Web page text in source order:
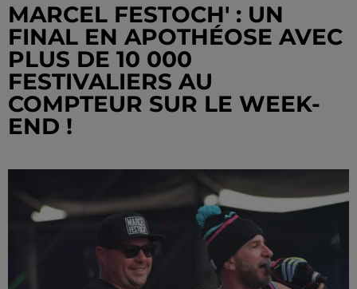
MARCEL FESTOCH' : UN
FINAL EN APOTHÉOSE AVEC
PLUS DE 10 000
FESTIVALIERS AU
COMPTEUR SUR LE WEEK-
END !